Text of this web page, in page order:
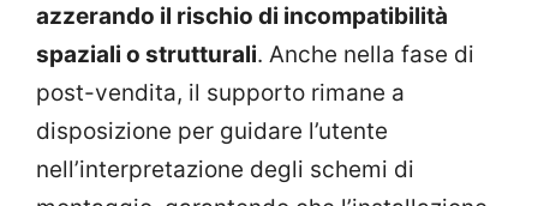
azzerando il rischio di incompatibilità
spaziali o strutturali. Anche nella fase di
post-vendita, il supporto rimane a
disposizione per guidare l’utente
nell’interpretazione degli schemi di